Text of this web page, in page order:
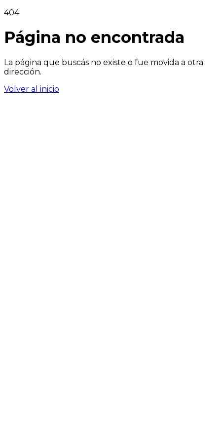
404
Página no encontrada
La página que buscás no existe o fue movida a otra
dirección.
Volver al inicio